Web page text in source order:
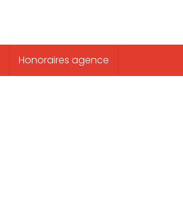
Honoraires agence